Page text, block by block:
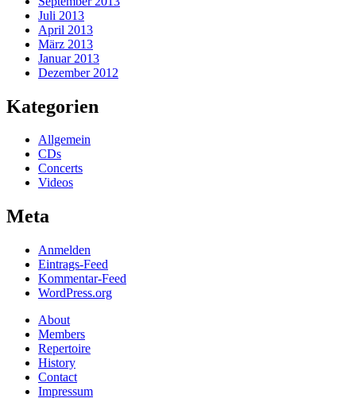
Juli 2013
April 2013
März 2013
Januar 2013
Dezember 2012
Kategorien
Allgemein
CDs
Concerts
Videos
Meta
Anmelden
Eintrags-Feed
Kommentar-Feed
WordPress.org
About
Members
Repertoire
History
Contact
Impressum